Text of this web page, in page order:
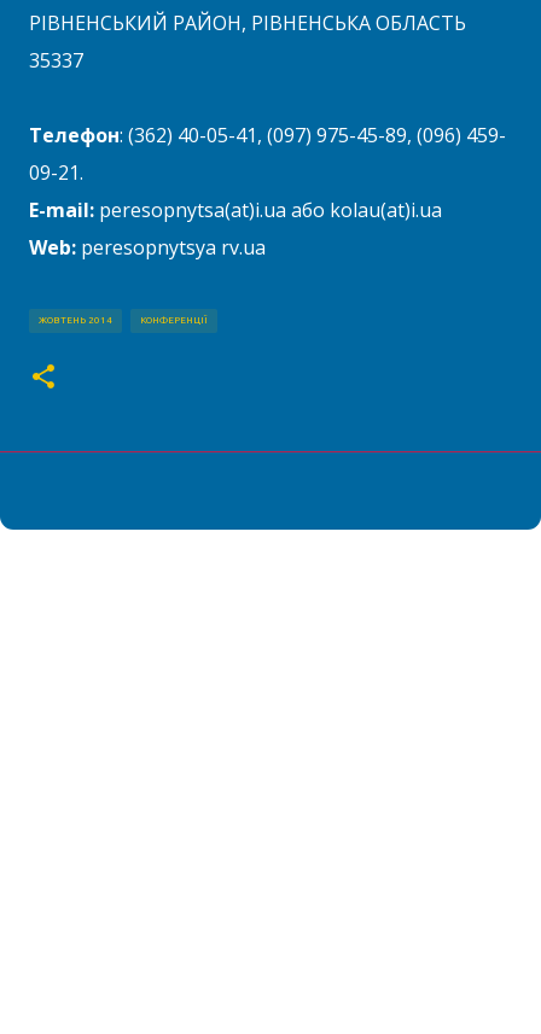
РІВНЕНСЬКИЙ РАЙОН, РІВНЕНСЬКА ОБЛАСТЬ
35337
Телефон: (362) 40-05-41, (097) 975-45-89, (096) 459-
09-21.
E-mail: peresopnytsa(at)i.ua або kolau(at)i.ua
Web: peresopnytsya rv.ua
ЖОВТЕНЬ 2014 КОНФЕРЕНЦІЇ